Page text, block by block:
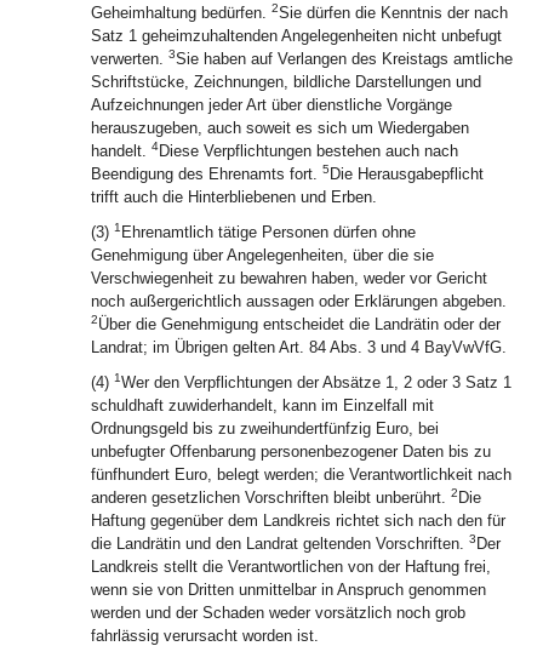
Geheimhaltung bedürfen. 2Sie dürfen die Kenntnis der nach
Satz 1 geheimzuhaltenden Angelegenheiten nicht unbefugt
verwerten. 3Sie haben auf Verlangen des Kreistags amtliche
Schriftstücke, Zeichnungen, bildliche Darstellungen und
Aufzeichnungen jeder Art über dienstliche Vorgänge
herauszugeben, auch soweit es sich um Wiedergaben
handelt. 4Diese Verpflichtungen bestehen auch nach
Beendigung des Ehrenamts fort. 5 Die Herausgabepflicht
trifft auch die Hinterbliebenen und Erben.
(3) 1 Ehrenamtlich tätige Personen dürfen ohne
Genehmigung über Angelegenheiten, über die sie
Verschwiegenheit zu bewahren haben, weder vor Gericht
noch außergerichtlich aussagen oder Erklärungen abgeben.
2Über die Genehmigung entscheidet die Landrätin oder der
Landrat; im Übrigen gelten Art. 84 Abs. 3 und 4 BayVwVfG.
(4) 1Wer den Verpflichtungen der Absätze 1, 2 oder 3 Satz 1
schuldhaft zuwiderhandelt, kann im Einzelfall mit
Ordnungsgeld bis zu zweihundertfünfzig Euro, bei
unbefugter Offenbarung personenbezogener Daten bis zu
fünfhundert Euro, belegt werden; die Verantwortlichkeit nach
anderen gesetzlichen Vorschriften bleibt unberührt. 2 Die
Haftung gegenüber dem Landkreis richtet sich nach den für
die Landrätin und den Landrat geltenden Vorschriften. 3 Der
Landkreis stellt die Verantwortlichen von der Haftung frei,
wenn sie von Dritten unmittelbar in Anspruch genommen
werden und der Schaden weder vorsätzlich noch grob
fahrlässig verursacht worden ist.